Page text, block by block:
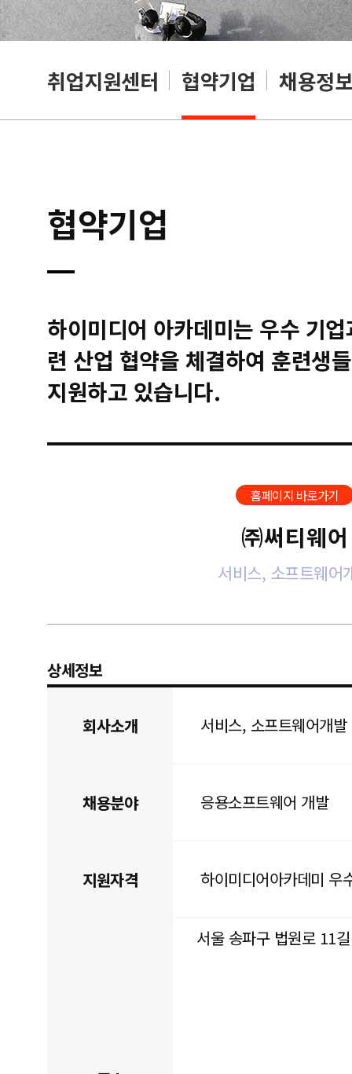
취업지원센터 협약기업 채용정보
협약기업
하이미디어 아카데미는 우수 기
련 산업 협약을 체결하여 훈련생
지원하고 있습니다.
홈페이지 바로가기
㈜써티웨어
서비스, 소프트웨어
상세정보
회사소개 서비스, 소프트웨어개발
채용분야 응용소프트웨어 개발
지원자격 하이미디어아카데미 우
서울 송파구 법원로 11